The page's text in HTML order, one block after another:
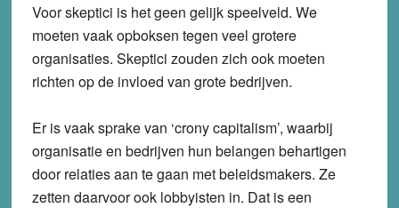
Voor skeptici is het geen gelijk speelveld. We
moeten vaak opboksen tegen veel grotere
organisaties. Skeptici zouden zich ook moeten
richten op de invloed van grote bedrijven.
Er is vaak sprake van ‘crony capitalism’, waarbij
organisatie en bedrijven hun belangen behartigen
door relaties aan te gaan met beleidsmakers. Ze
zetten daarvoor ook lobbyisten in. Dat is een